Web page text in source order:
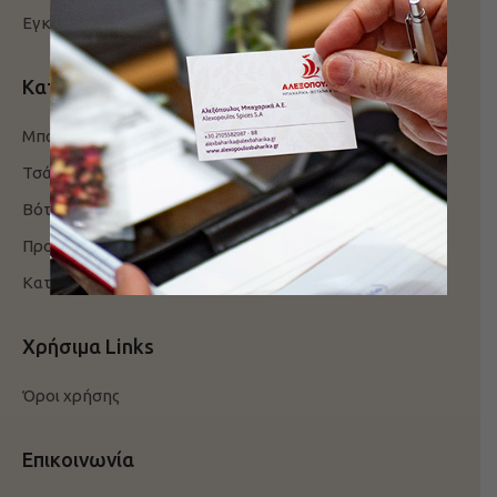
Εγκαταστάσεις
Κατηγορίες
Μπαχαρικά
Τσάι
Βότανα
Προϊόντα
Κατάλογος
Χρήσιμα Links
Όροι χρήσης
Επικοινωνία